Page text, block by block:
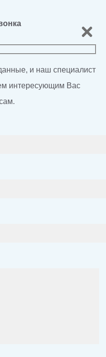
и наш специалист
интересующим Вас